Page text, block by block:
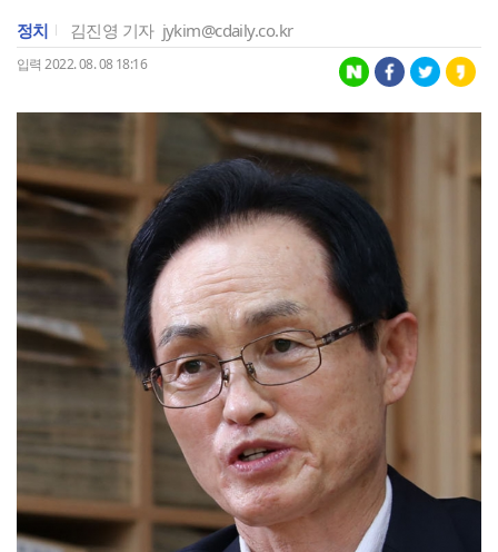
정치 김진영 기자 jykim@cdaily.co.kr
입력 2022. 08. 08 18:16